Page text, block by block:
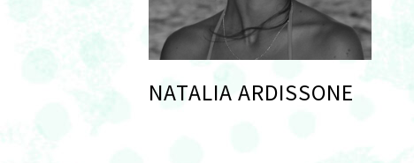
NATALIA ARDISSONE